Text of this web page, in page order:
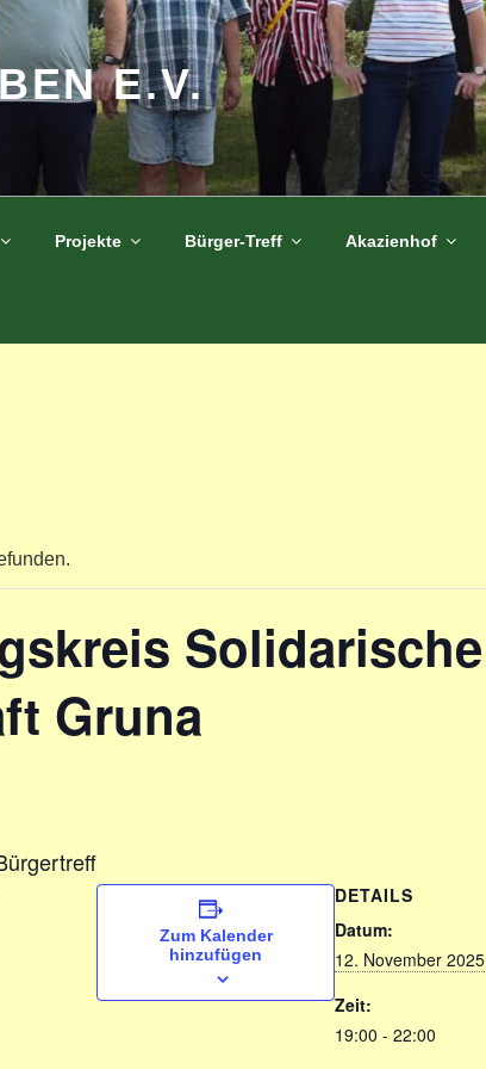
E.V.
Projekte Bürger-Treff Akazienhof
Solidarische
Gruna
Zum Kalender
hinzufügen
DETAILS
Datum:
12. November 2025
Zeit:
19:00 - 22:00